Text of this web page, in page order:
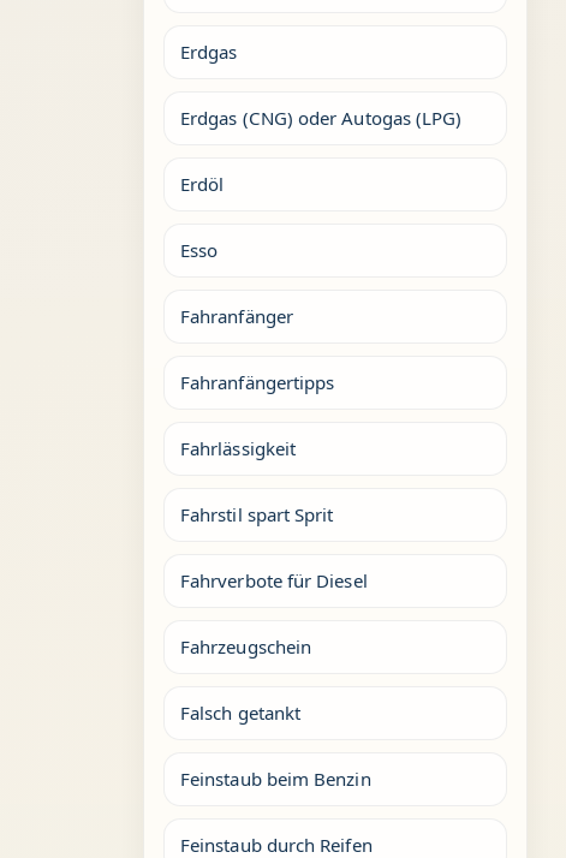
Erdgas
Erdgas (CNG) oder Autogas (LPG)
Erdöl
Esso
Fahranfänger
Fahranfängertipps
Fahrlässigkeit
Fahrstil spart Sprit
Fahrverbote für Diesel
Fahrzeugschein
Falsch getankt
Feinstaub beim Benzin
Feinstaub durch Reifen